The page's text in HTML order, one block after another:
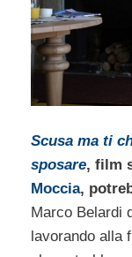
Scusa ma ti
sposare, film
Moccia,
Marco Belardi
lavorando alla